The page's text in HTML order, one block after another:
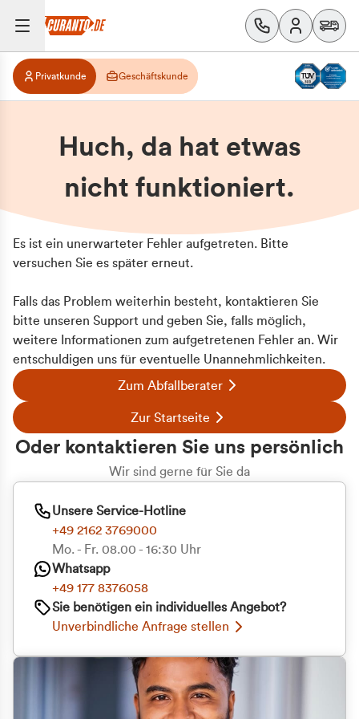
Zustimmung
Wir verwenden Cookies, um Inhalte und Anzeigen
zu personalisieren, Funktionen für soziale Medien
anbieten zu können und die Zugriffe auf unsere
Privatkunde Geschäftskunde
Huch, da hat etwas
nicht funktioniert.
Es ist ein unerwarteter Fehler aufgetreten. Bitte
versuchen Sie es später erneut.
Falls das Problem weiterhin besteht, kontaktieren Sie
bitte unseren Support und geben Sie, falls möglich,
weitere Informationen zum aufgetretenen Fehler an. Wir
entschuldigen uns für eventuelle Unannehmlichkeiten.
Zum Abfallberater
Zur Startseite
Oder kontaktieren Sie uns persönlich
Wir sind gerne für Sie da
Unsere Service-Hotline
+49 2162 3769000
Mo. - Fr. 08.00 - 16:30 Uhr
Whatsapp
+49 177 8376058
Sie benötigen ein individuelles Angebot?
Unverbindliche Anfrage stellen